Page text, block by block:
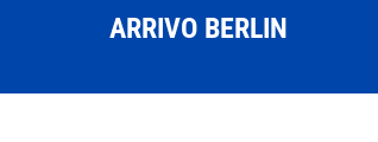
ARRIVO BERLIN